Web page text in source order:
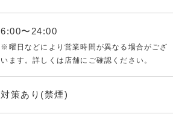
6:00〜24:00
※曜日などにより営業時間が異なる場合がござ
います。詳しくは店舗にご確認ください。
対策あり(禁煙)